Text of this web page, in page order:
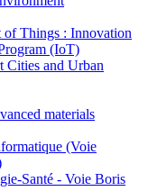
Things : Innovation
(IoT)
Cities and Urban
materials
(Voie
Santé - Voie Boris